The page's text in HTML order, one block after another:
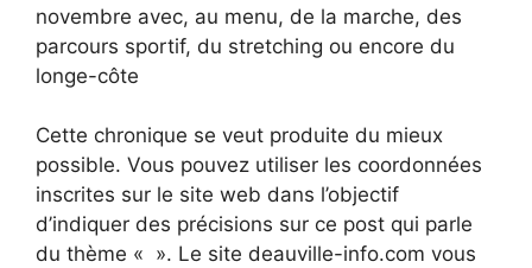
novembre avec, au menu, de la marche, des
parcours sportif, du stretching ou encore du
longe-côte
Cette chronique se veut produite du mieux
possible. Vous pouvez utiliser les coordonnées
inscrites sur le site web dans l’objectif
d’indiquer des précisions sur ce post qui parle
du thème « ». Le site deauville-info.com vous